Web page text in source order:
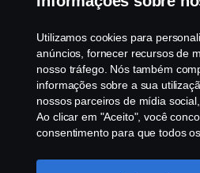
Programa de Rotulagem Veicular
Política de Cookies
Configurações de cookies
Utilizamos cookies para
anúncios, fornecer recursos de
nosso tráfego. Nós também
informações sobre a sua
nossos parceiros de mídia
Ao clicar em "Aceito", você
consentimento para que todos
gerenciar a utilização dos